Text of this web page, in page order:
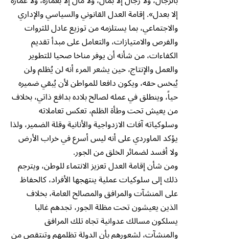
إلا بعدل». إقامة العدل القانوني والسياسي والإداري
والاجتماعي، بما يستلزمه من توزيع عادل للثروات
والفرص والامتيازات، والتعامل على مبدأ تقديم
الكفاءات، من شأنه أن يوفر مناخا صحيا للتطوير
والعمل والإنتاج، حين يشعر المرء أنه لن يُظلم ولن
يُبخس حقه، ويكون دافعا للمواطن لأن يُبقي ضميره
حياً، وينطلق في عمله لصالح بلاده بدافع ذاتي، بخلاف
من يعيش تحت وطأة الظلم، تعكس تعاملاته
وسلوكياته آفات الازدواجية والأنانية وقلة الضمير، ولذا
يؤكد الماوردي على أنه ليس أسرع في خراب الأرض
ولا أفسد لضمائر الخلق من الجور.
ومن شأن إقامة العدل تعزيز الانتماء للوطن، ويترجم
ذلك إلى سلوكيات عملية ينتهجها الأفراد، كالحفاظ
على المنشآت والمرافق والمصالح العامة، بخلاف
الذين يعيشون تحت مظلة الجور، تجدهم غالبا
يسلكون مسالك عدوانية تجاه تلك المرافق
والمنشآت، لشعورهم بأن الدولة تظلمهم وتنتقص من